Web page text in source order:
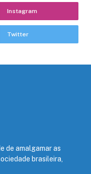
Instagram
Twitter
de amalgamar as
brasileira,